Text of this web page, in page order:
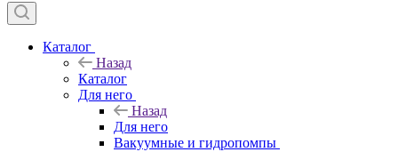
Каталог
Назад
Каталог
Для него
Назад
Для него
Вакуумные и гидропомпы